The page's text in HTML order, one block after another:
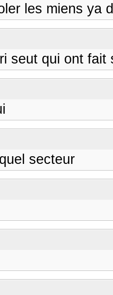
les miens ya
seut qui ont fait
secteur